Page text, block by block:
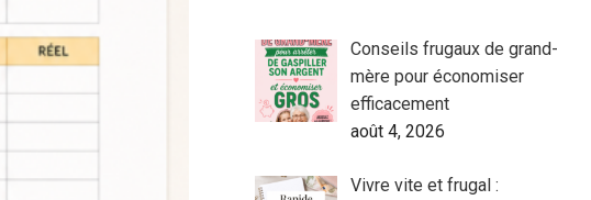
Conseils frugaux de grand-
mère pour économiser
efficacement
août 4, 2026
Vivre vite et frugal :